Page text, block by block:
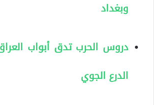
وبغداد
دروس الحرب تدق أبواب
الدرع الجوي